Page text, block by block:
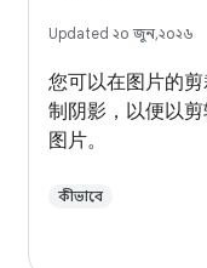
Updated ২০ জুন, ২০২৬
您可以在图片的
制阴影，以便以
图片。
কীভাবে